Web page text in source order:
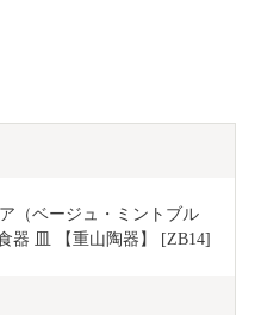
（ベージュ・ミントブル
器 皿 【重山陶器】 [ZB14]